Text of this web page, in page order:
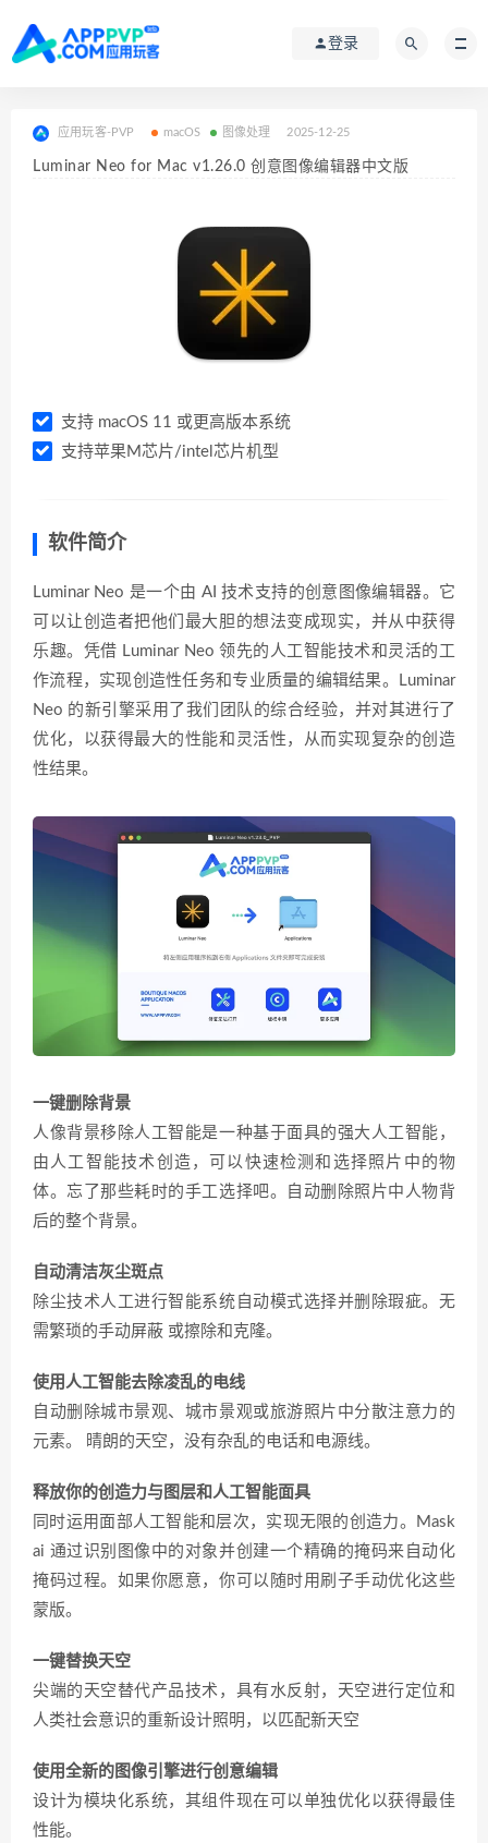
登录
应用玩客-PVP macOS 图像处理 2025-12-25
Luminar Neo for Mac v1.26.0 创意图像编辑器中文版
支持 macOS 11 或更高版本系统
支持苹果M芯片/intel芯片机型
软件简介
Luminar Neo 是一个由 AI 技术支持的创意图像编辑器。它
可以让创造者把他们最大胆的想法变成现实，并从中获得
乐趣。凭借 Luminar Neo 领先的人工智能技术和灵活的工
作流程，实现创造性任务和专业质量的编辑结果。Luminar
Neo 的新引擎采用了我们团队的综合经验，并对其进行了
优化，以获得最大的性能和灵活性，从而实现复杂的创造
性结果。
一键删除背景
人像背景移除人工智能是一种基于面具的强大人工智能，
由人工智能技术创造，可以快速检测和选择照片中的物
体。忘了那些耗时的手工选择吧。自动删除照片中人物背
后的整个背景。
自动清洁灰尘斑点
除尘技术人工进行智能系统自动模式选择并删除瑕疵。无
需繁琐的手动屏蔽 或擦除和克隆。
使用人工智能去除凌乱的电线
自动删除城市景观、城市景观或旅游照片中分散注意力的
元素。 晴朗的天空，没有杂乱的电话和电源线。
释放你的创造力与图层和人工智能面具
同时运用面部人工智能和层次，实现无限的创造力。Mask
ai 通过识别图像中的对象并创建一个精确的掩码来自动化
掩码过程。如果你愿意，你可以随时用刷子手动优化这些
蒙版。
一键替换天空
尖端的天空替代产品技术，具有水反射，天空进行定位和
人类社会意识的重新设计照明，以匹配新天空
使用全新的图像引擎进行创意编辑
设计为模块化系统，其组件现在可以单独优化以获得最佳
性能。